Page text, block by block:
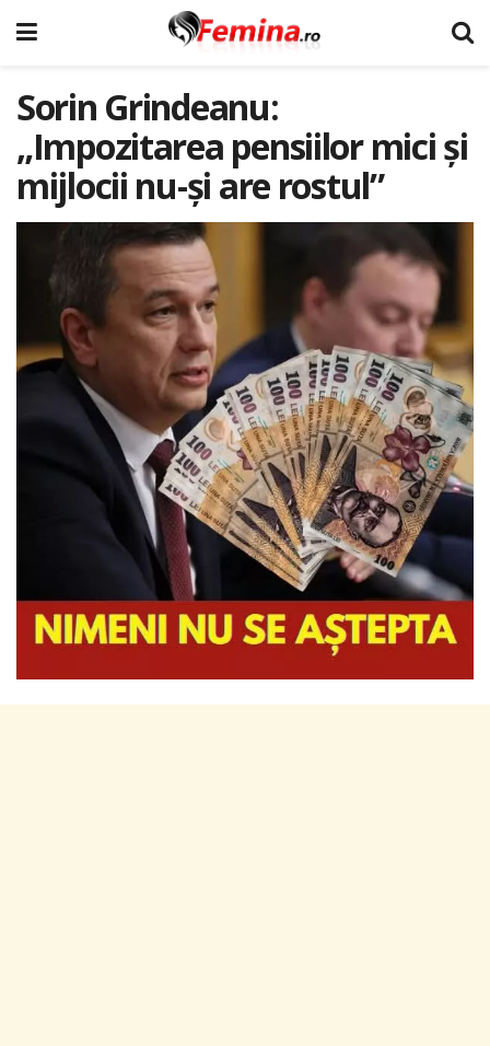
Sorin Grindeanu:
„Impozitarea pensiilor mici și
mijlocii nu-și are rostul”